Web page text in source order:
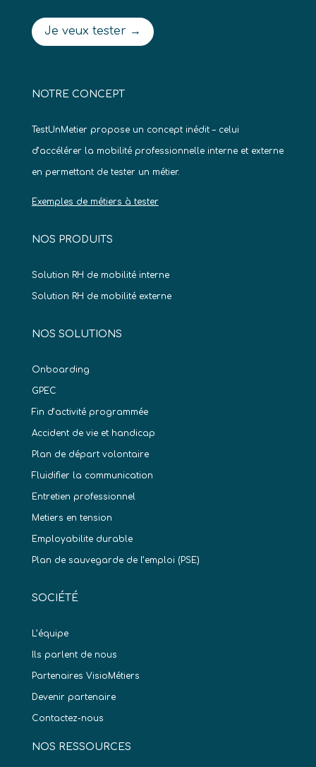
Je veux tester →
NOTRE CONCEPT
TestUnMetier propose un concept inédit – celui
d’accélérer la mobilité professionnelle interne et externe
en permettant de tester un métier.
Exemples de métiers à tester
NOS PRODUITS
Solution RH de mobilité interne
Solution RH de mobilité externe
NOS SOLUTIONS
Onboarding
GPEC
Fin d’activité programmée
Accident de vie et handicap
Plan de départ volontaire
Fluidifier la communication
Entretien professionnel
Metiers en tension
Employabilite durable
Plan de sauvegarde de l’emploi (PSE)
SOCIÉTÉ
L’équipe
Ils parlent de nous
Partenaires VisioMétiers
Devenir partenaire
Contactez-nous
NOS RESSOURCES